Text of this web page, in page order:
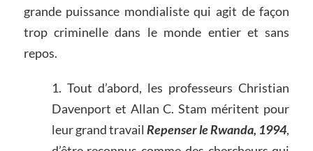
grande puissance mondialiste qui agit de façon
trop criminelle dans le monde entier et sans
repos.
1. Tout d’abord, les professeurs Christian
Davenport et Allan C. Stam méritent pour
leur grand travail Repenser le Rwanda, 1994,